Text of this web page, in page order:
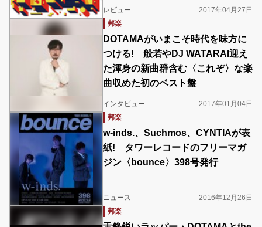
レビュー
2017年04月27日
邦楽
DOTAMAがいまこそ時代を味方に
つける! 般若やDJ WATARAI迎え
た渾身の新曲群含む〈これぞ〉な楽
曲収めた初のベスト盤
インタビュー
2017年01月04日
邦楽
w-inds.、Suchmos、CYNTIAが表
紙! タワーレコードのフリーマガ
ジン〈bounce〉398号発行
ニュース
2016年12月26日
邦楽